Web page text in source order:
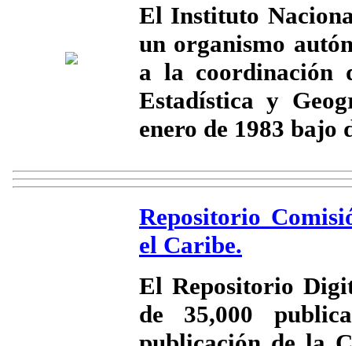
El Instituto
un organismo
a la coordinación
Estadística y
enero de 1983 bajo
Repositorio
el Caribe.
El Repositorio
de 35,000